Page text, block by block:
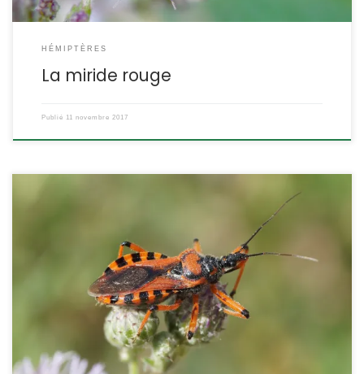
HÉMIPTÈRES
La miride rouge
Publié 11 novembre 2017
C’est une punaise de grande taille et très colorée. Son rostre
puissant lui sert à tuer les insectes dont elle se nourrit, mais lui
permet aussi de se défendre efficacement lorsqu’on la manipule.
Rhynocoris iracundus (non discernable sur photo de
R.cuspidatus et de R.rubricus). POSITION SYSTÉMATIQUE : Insecte
Hémiptère Hétéroptère Famille des Reduvidae […]